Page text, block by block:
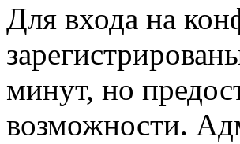
Для входа на
минут, но
возможности.